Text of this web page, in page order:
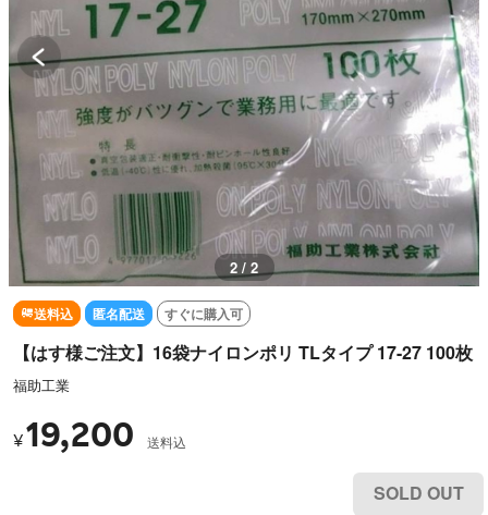
2 / 2
送料込 匿名配送 すぐに購入可
【はす様ご注文】16袋ナイロンポリ TLタイプ 17-27 100枚
福助工業
¥19,200 送料込
SOLD OUT